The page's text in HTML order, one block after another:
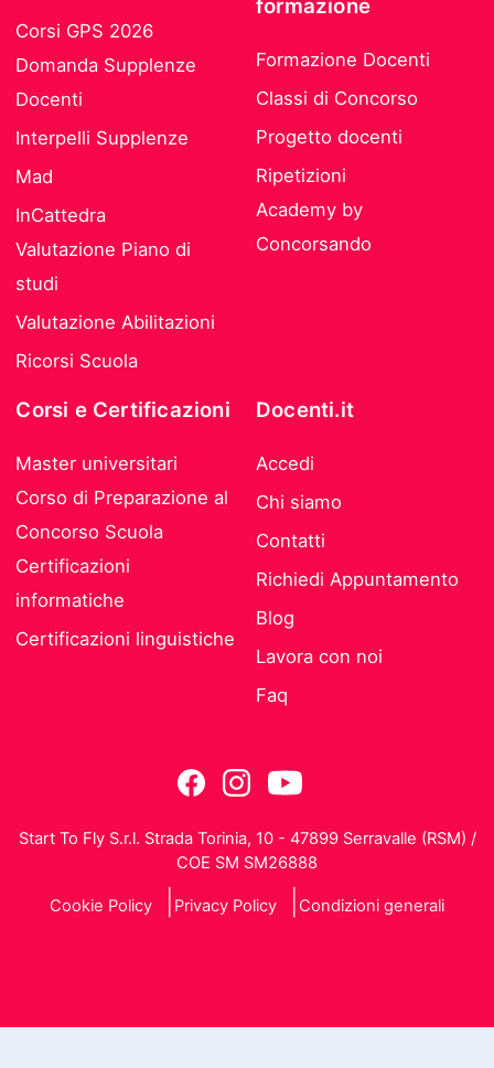
Corsi GPS 2026
Domanda Supplenze
Docenti
Interpelli Supplenze
Mad
InCattedra
Valutazione Piano di
studi
Valutazione Abilitazioni
Ricorsi Scuola
formazione
Formazione Docenti
Classi di Concorso
Progetto docenti
Ripetizioni
Academy by
Concorsando
Corsi e Certificazioni
Master universitari
Corso di Preparazione al
Concorso Scuola
Certificazioni
informatiche
Certificazioni linguistiche
Docenti.it
Accedi
Chi siamo
Contatti
Richiedi Appuntamento
Blog
Lavora con noi
Faq
Start To Fly S.r.l. Strada Torinia, 10 - 47899 Serravalle (RSM) /
COE SM SM26888
Cookie Policy Privacy Policy Condizioni generali